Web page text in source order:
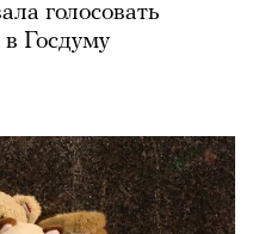
голосовать
Госдуму